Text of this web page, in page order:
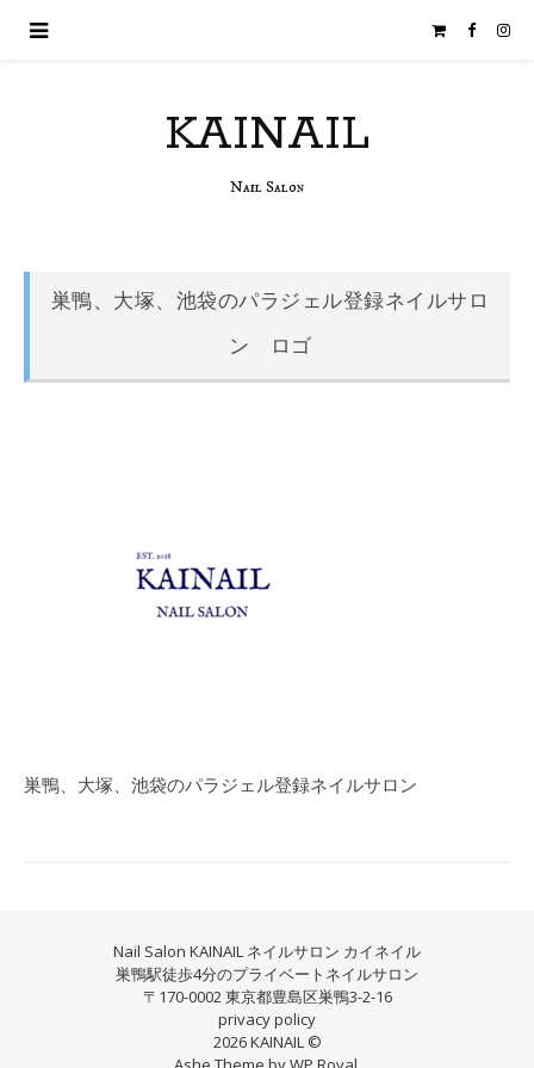
KAINAIL
Nail Salon
巣鴨、大塚、池袋のパラジェル登録ネイルサロ
ン ロゴ
巣鴨、大塚、池袋のパラジェル登録ネイルサロン
Nail Salon KAINAIL ネイルサロン カイネイル
巣鴨駅徒歩4分のプライベートネイルサロン
〒170-0002 東京都豊島区巣鴨3-2-16
privacy policy
2026 KAINAIL ©